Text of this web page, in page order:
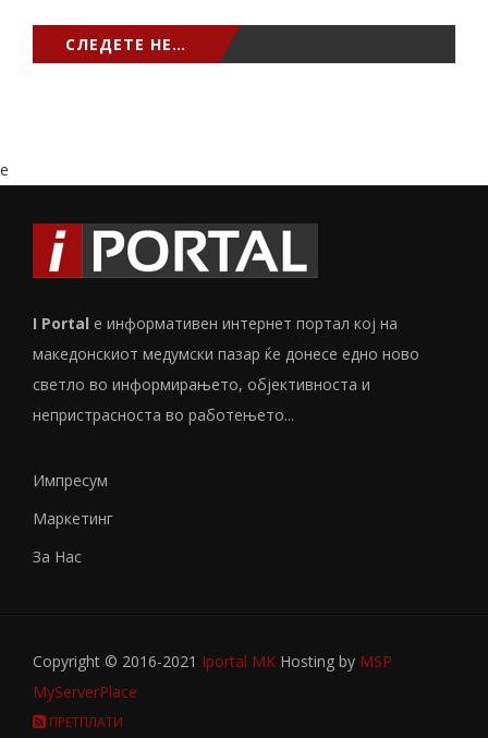
СЛЕДЕТЕ НЕ…
e
I Portal е информативен интернет портал кој на
македонскиот медумски пазар ќе донесе едно ново
светло во информирањето, објективноста и
непристрасноста во работењето...
Импресум
Маркетинг
За Нас
Copyright © 2016-2021 Iportal MK Hosting by MSP
MyServerPlace
ПРЕТПЛАТИ